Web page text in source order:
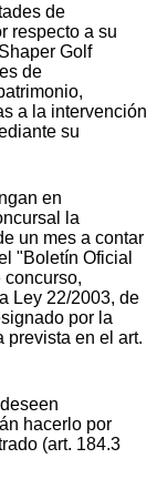
de
respecto a su
Golf
de
a la intervención
su
en
la
un mes a contar
"Boletín Oficial
Ley 22/2003, de
por la
prevista en el art.
hacerlo por
(art. 184.3